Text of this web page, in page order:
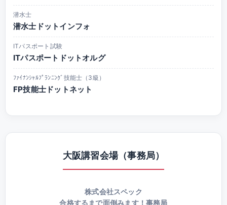
潜水士
潜水士ドットインフォ
ITパスポート試験
ITパスポートドットオルグ
ﾌｧｲﾅﾝｼｬﾙﾌﾟﾗﾝﾆﾝｸﾞ技能士（3級）
FP技能士ドットネット
大阪講習会場（事務局）
株式会社スペック
合格するまで面倒みます！事務局